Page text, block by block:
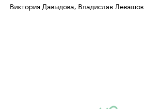
Виктория Давыдова, Владислав Левашов